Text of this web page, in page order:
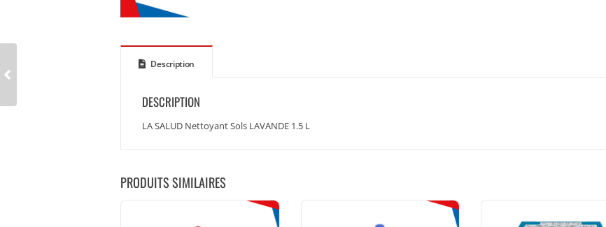
Description
DESCRIPTION
LA SALUD Nettoyant Sols LAVANDE 1.5 L
PRODUITS SIMILAIRES